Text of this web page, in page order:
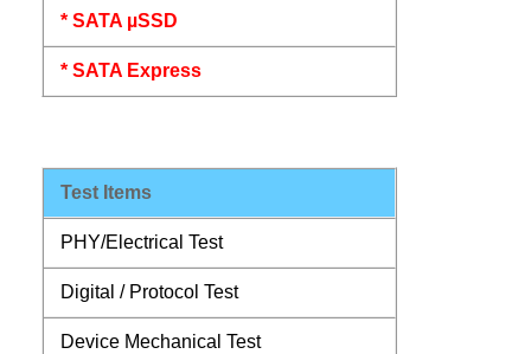
* SATA µSSD
* SATA Express
Test Items
PHY/Electrical Test
Digital / Protocol Test
Device Mechanical Test